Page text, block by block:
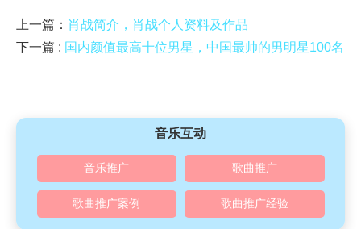
上一篇： 肖战简介，肖战个人资料及作品
下一篇 : 国内颜值最高十位男星，中国最帅的男明星100名
音乐互动
音乐推广 歌曲推广
歌曲推广案例 歌曲推广经验